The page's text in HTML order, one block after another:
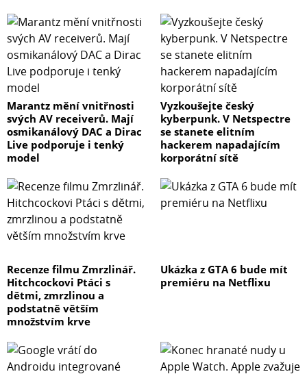
Marantz mění vnitřnosti
svých AV receiverů. Mají
osmikanálový DAC a Dirac
Live podporuje i tenký
model
Vyzkoušejte český
kyberpunk. V Netspectre
se stanete elitním
hackerem napadajícím
korporátní sítě
Recenze filmu Zmrzlinář.
Hitchcockovi Ptáci s
dětmi, zmrzlinou a
podstatně větším
množstvím krve
Ukázka z GTA 6 bude mít
premiéru na Netflixu